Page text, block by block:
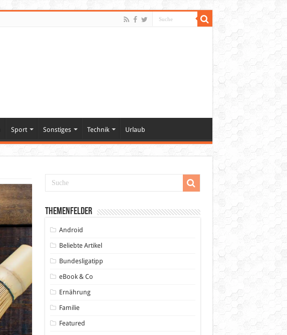
Sport Sonstiges Technik Urlaub
Themenfelder
Android
Beliebte Artikel
Bundesligatipp
eBook & Co
Ernährung
Familie
Featured